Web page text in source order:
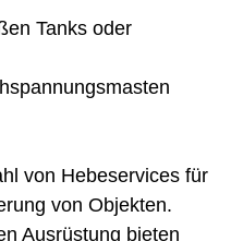
Tanks oder
von Hebeservices für
von Objekten.
Ausrüstung bieten